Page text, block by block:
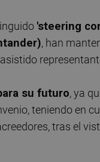
'steering
, han
su futuro, ya
teniendo en
tras el